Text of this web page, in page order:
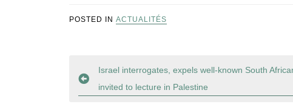
POSTED IN ACTUALITÉS
Navigation
de
Israel interrogates, expels well-known South
invited to lecture in Palestine